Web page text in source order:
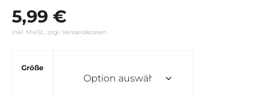
5,99 €
inkl. MwSt., zzgl. Versandkosten
Größe